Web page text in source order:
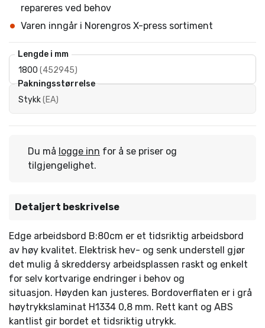
repareres ved behov
Varen inngår i Norengros X-press sortiment
Lengde i mm
1800 (452945)
Pakningsstørrelse
Stykk(EA)
Du må logge inn for å se priser og
tilgjengelighet.
Detaljert beskrivelse
Edge arbeidsbord B:80cm er et tidsriktig arbeidsbord
av høy kvalitet. Elektrisk hev- og senk understell gjør
det mulig å skreddersy arbeidsplassen raskt og enkelt
for selv kortvarige endringer i behov og
situasjon. Høyden kan justeres. Bordoverflaten er i grå
høytrykkslaminat H1334 0,8 mm. Rett kant og ABS
kantlist gir bordet et tidsriktig utrykk.